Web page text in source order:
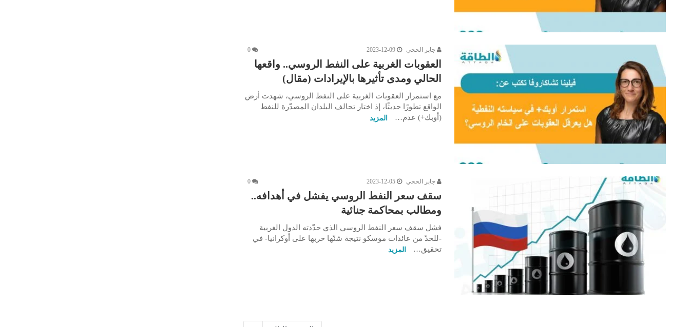
جابر الحجي 2023-12-09
0
العقوبات الغربية على النفط الروسي.. واقعها
الحالي ومدى تأثيرها بالإيرادات (مقال)
مع استمرار العقوبات الغربية على النفط الروسي، شهدت أرض
الواقع تطورًا حديثًا، إذ اختار تحالف البلدان المصدّرة للنفط
(أوبك+) عدم…
المزيد
جابر الحجي 2023-12-05
0
سقف سعر النفط الروسي يفشل في أهدافه..
ومطالب بمحاكمة جنائية
فشل سقف سعر النفط الروسي الذي حدّدته الدول الغربية
-للحدّ من عائدات موسكو نتيجة شنّها حربها على أوكرانيا- في
تحقيق…
المزيد